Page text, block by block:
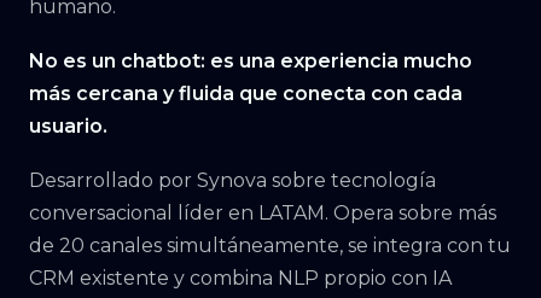
humano.
No es un chatbot: es una experiencia mucho
más cercana y fluida que conecta con cada
usuario.
Desarrollado por Synova sobre tecnología
conversacional líder en LATAM. Opera sobre más
de 20 canales simultáneamente, se integra con tu
CRM existente y combina NLP propio con IA